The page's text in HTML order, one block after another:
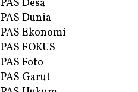
Desa
Dunia
Ekonomi
FOKUS
Foto
Garut